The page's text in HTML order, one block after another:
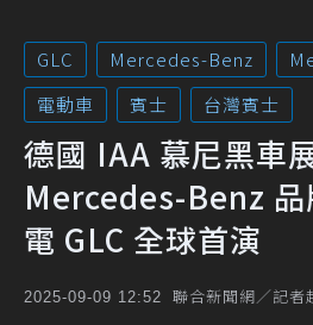
GLC Mercedes-Benz
電動車
賓士 台灣賓士
德國 IAA 慕尼黑車
Mercedes-Benz 品
電 GLC 全球首演
2025-09-09 12:52 聯合新聞網／記者